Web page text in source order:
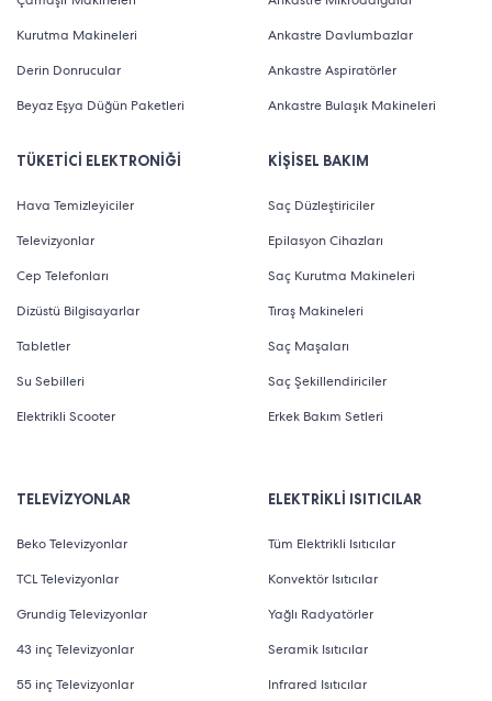
Kurutma Makineleri
Derin Donrucular
Beyaz Eşya Düğün Paketleri
TÜKETİCİ ELEKTRONİĞİ
Hava Temizleyiciler
Televizyonlar
Cep Telefonları
Dizüstü Bilgisayarlar
Tabletler
Su Sebilleri
Elektrikli Scooter
Ankastre Davlumbazlar
Ankastre Aspiratörler
Ankastre Bulaşık Makineleri
KİŞİSEL BAKIM
Saç Düzleştiriciler
Epilasyon Cihazları
Saç Kurutma Makineleri
Tıraş Makineleri
Saç Maşaları
Saç Şekillendiriciler
Erkek Bakım Setleri
TELEVİZYONLAR
Beko Televizyonlar
TCL Televizyonlar
Grundig Televizyonlar
43 inç Televizyonlar
55 inç Televizyonlar
ELEKTRİKLİ ISITICILAR
Tüm Elektrikli Isıtıcılar
Konvektör Isıtıcılar
Yağlı Radyatörler
Seramik Isıtıcılar
Infrared Isıtıcılar